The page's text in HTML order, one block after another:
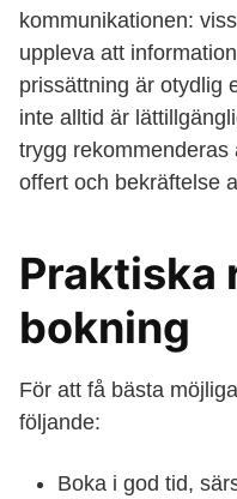
kommunikationen:
uppleva att
prissättning är otydlig
inte alltid är
trygg
offert och bekräftelse
Praktiska
bokning
För att få bästa
följande:
Boka i god tid,